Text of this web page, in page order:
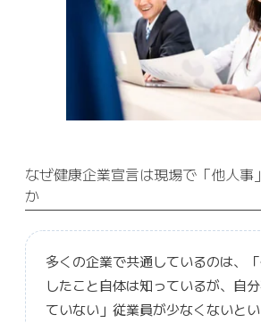
なぜ健康企業宣言は現場で「他人事
か
多くの企業で共通しているのは、
したこと自体は知っているが、自
ていない」従業員が少なくないと